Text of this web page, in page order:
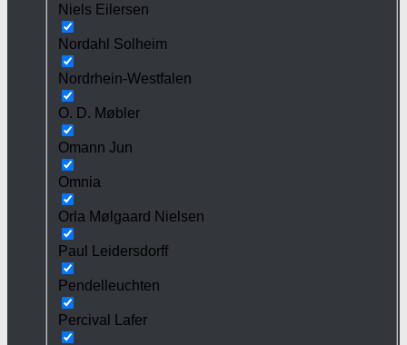
Niels Eilersen
Nordahl Solheim
Nordrhein-Westfalen
O. D. Møbler
Omann Jun
Omnia
Orla Mølgaard Nielsen
Paul Leidersdorff
Pendelleuchten
Percival Lafer